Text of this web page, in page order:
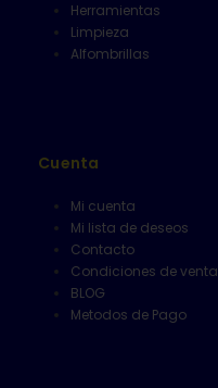
Herramientas
Limpieza
Alfombrillas
Cuenta
Mi cuenta
Mi lista de deseos
Contacto
Condiciones de venta
BLOG
Metodos de Pago